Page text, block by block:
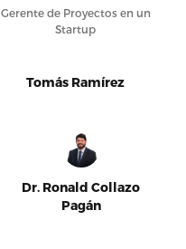
Gerente de Proyectos en un
Startup
Tomás Ramírez
Dr. Ronald Collazo
Pagán